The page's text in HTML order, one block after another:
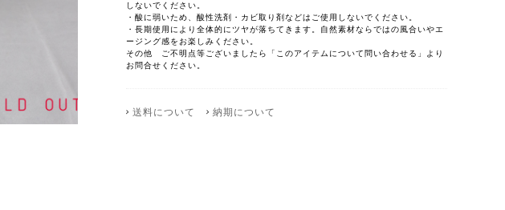
しないでください。
・酸に弱いため、酸性洗剤・カビ取り剤などはご使用しないでください。
・長期使用により全体的にツヤが落ちてきます。自然素材ならではの風合いやエ
ージング感をお楽しみください。
その他 ご不明点等ございましたら「このアイテムについて問い合わせる」より
お問合せください。
送料について 納期について